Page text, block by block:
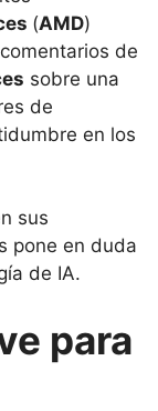
(AMD)
de
sobre una
de
en los
sus
pone en duda
de IA.
para